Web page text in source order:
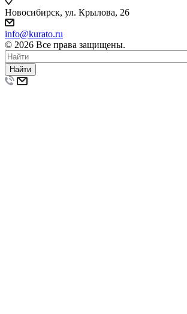
Новосибирск, ул. Крылова, 26
info@kurato.ru
© 2026 Все права защищены.
Найти